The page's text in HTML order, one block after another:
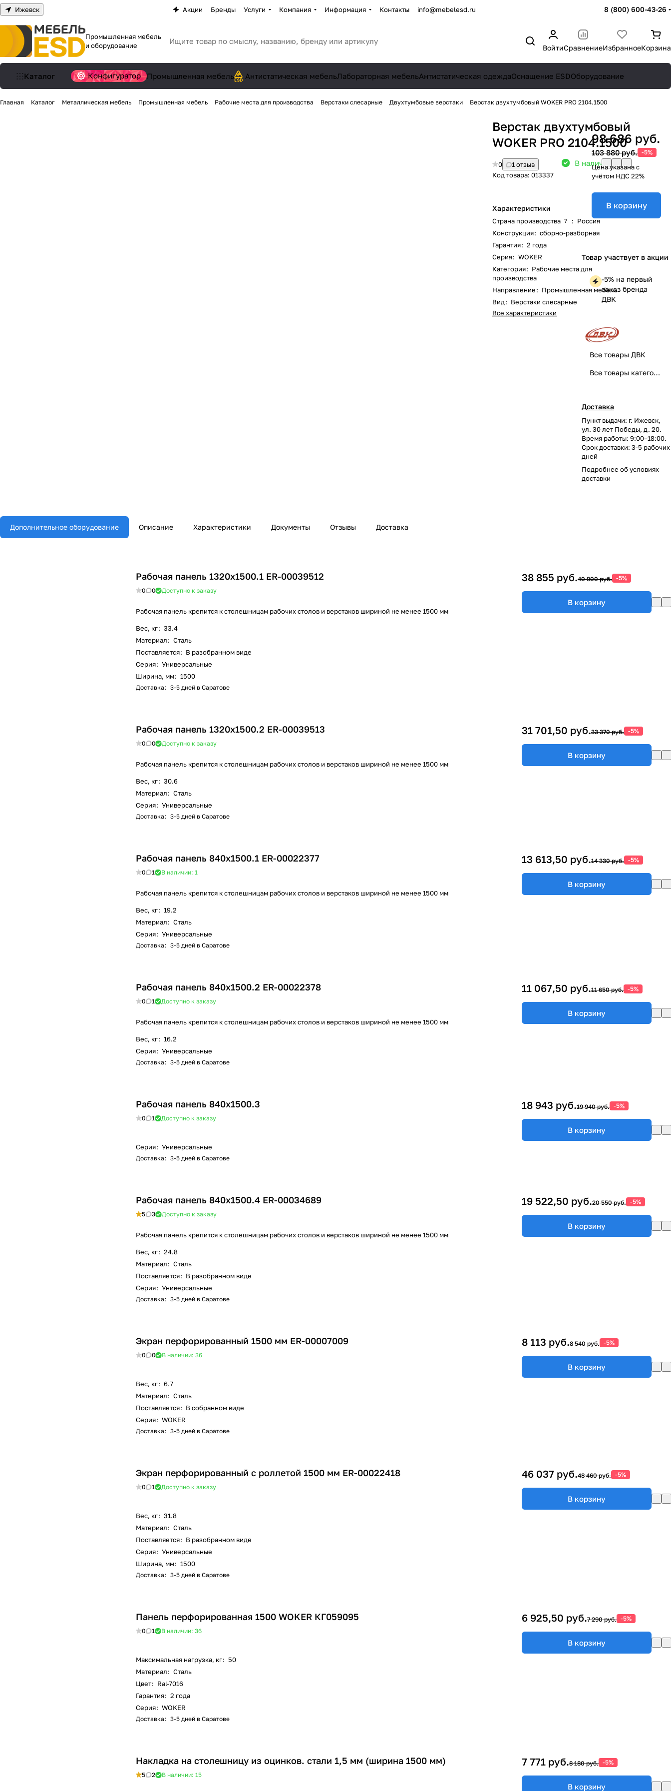
Ижевск Акции Бренды Услуги Компания Информация Контакты info@mebelesd.ru 8 (800) 600-43-26
Промышленная мебель
и оборудование
ВойтиСравнениеИзбранноеКорзина
Каталог Конфигуратор Промышленная мебель Антистатическая мебельЛабораторная мебельАнтистатическая одеждаОснащение ESDОборудование
Главная Каталог Металлическая мебель Промышленная мебель Рабочие места для производства Верстаки слесарные Двухтумбовые верстаки Верстак двухтумбовый WOKER PRO 2104.1500
Верстак двухтумбовый
WOKER PRO 2104.1500
0
1 отзыв
Код товара: 013337
В наличии: 11
Характеристики
Страна производства ? : Россия
Конструкция: сборно-разборная
Гарантия: 2 года
Серия: WOKER
Категория: Рабочие места для
производства
Направление: Промышленная мебель
Вид: Верстаки слесарные
Все характеристики
98 686 руб.
103 880 руб. -5%
Цена указана с
учётом НДС 22%
В корзину
Товар участвует в акции
-5% на первый
заказ бренда
ДВК
Все товары ДВК
Все товары категории
Доставка
Пункт выдачи: г. Ижевск,
ул. 30 лет Победы, д. 20.
Время работы: 9:00–18:00.
Срок доставки: 3-5 рабочих
дней
Подробнее обусловиях
доставки
Дополнительное оборудование Описание Характеристики Документы Отзывы Доставка
Рабочая панель 1320х1500.1 ER-00039512
0 0 Доступно к заказу
Рабочая панель крепится к столешницам рабочих столов и верстаков шириной не менее 1500 мм
Вес, кг: 33.4
Материал: Сталь
Поставляется: В разобранном виде
Серия: Универсальные
Ширина, мм: 1500
Доставка : 3-5 дней в Саратове
38 855 руб.40 900 руб. -5%
В корзину
Рабочая панель 1320х1500.2 ER-00039513
0 0 Доступно к заказу
Рабочая панель крепится к столешницам рабочих столов и верстаков шириной не менее 1500 мм
Вес, кг: 30.6
Материал: Сталь
Серия: Универсальные
Доставка : 3-5 дней в Саратове
31 701,50 руб.33 370 руб. -5%
В корзину
Рабочая панель 840х1500.1 ER-00022377
0 1 В наличии: 1
Рабочая панель крепится к столешницам рабочих столов и верстаков шириной не менее 1500 мм
Вес, кг: 19.2
Материал: Сталь
Серия: Универсальные
Доставка : 3-5 дней в Саратове
13 613,50 руб.14 330 руб. -5%
В корзину
Рабочая панель 840х1500.2 ER-00022378
0 1 Доступно к заказу
Рабочая панель крепится к столешницам рабочих столов и верстаков шириной не менее 1500 мм
Вес, кг: 16.2
Серия: Универсальные
Доставка : 3-5 дней в Саратове
11 067,50 руб.11 650 руб. -5%
В корзину
Рабочая панель 840х1500.3
0 1 Доступно к заказу
Серия: Универсальные
Доставка : 3-5 дней в Саратове
18 943 руб.19 940 руб. -5%
В корзину
Рабочая панель 840х1500.4 ER-00034689
5 3 Доступно к заказу
Рабочая панель крепится к столешницам рабочих столов и верстаков шириной не менее 1500 мм
Вес, кг: 24.8
Материал: Сталь
Поставляется: В разобранном виде
Серия: Универсальные
Доставка : 3-5 дней в Саратове
19 522,50 руб.20 550 руб. -5%
В корзину
Экран перфорированный 1500 мм ER-00007009
0 0 В наличии: 36
Вес, кг: 6.7
Материал: Сталь
Поставляется: В собранном виде
Серия: WOKER
Доставка : 3-5 дней в Саратове
8 113 руб.8 540 руб. -5%
В корзину
Экран перфорированный с роллетой 1500 мм ER-00022418
0 1 Доступно к заказу
Вес, кг: 31.8
Материал: Сталь
Поставляется: В разобранном виде
Серия: Универсальные
Ширина, мм: 1500
Доставка : 3-5 дней в Саратове
46 037 руб.48 460 руб. -5%
В корзину
Панель перфорированная 1500 WOKER КГ059095
0 1 В наличии: 36
Максимальная нагрузка, кг: 50
Материал: Сталь
Цвет: Ral-7016
Гарантия: 2 года
Серия: WOKER
Доставка : 3-5 дней в Саратове
6 925,50 руб.7 290 руб. -5%
В корзину
Накладка на столешницу из оцинков. стали 1,5 мм (ширина 1500 мм)
5 2 В наличии: 15
7 771 руб.8 180 руб. -5%
В корзину